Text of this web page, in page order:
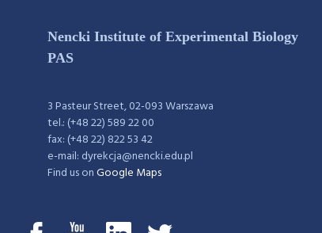
Nencki Institute of Experimental Biology
PAS
3 Pasteur Street, 02-093 Warszawa
tel.: (+48 22) 589 22 00
fax: (+48 22) 822 53 42
e-mail: dyrekcja@nencki.edu.pl
Find us onGoogle Maps